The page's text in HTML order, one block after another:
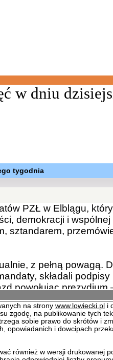
w dniu
na strony www.lowiecki.pl i
zgodę, na publikowanie tych
sobie prawo do skrótów i
opowiadanich i dowcipach
również w wersji drukowanej
tygodnia
PZŁ w Elblągu,
demokracji i wspólnej
sztandarem,
z pełną powagą.
składali
powołując
Uśmiechy
NRŁ z Elbląga –
rewolucji, po
i zapytał, czy